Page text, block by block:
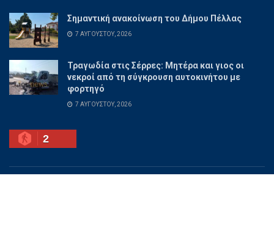
Σημαντική ανακοίνωση του Δήμου Πέλλας
7 ΑΥΓΟΎΣΤΟΥ, 2026
Τραγωδία στις Σέρρες: Μητέρα και γιος οι
νεκροί από τη σύγκρουση αυτοκινήτου με
φορτηγό
7 ΑΥΓΟΎΣΤΟΥ, 2026
2